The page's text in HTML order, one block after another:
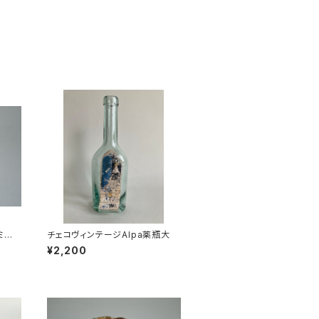
の
チェコヴィンテージAlpa薬瓶大
¥2,200